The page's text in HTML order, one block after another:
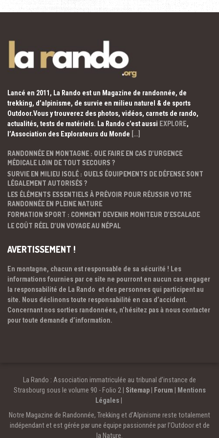
Lancé en 2011, La Rando est un Magazine de randonnée, de
trekking, d’alpinisme, de survie en milieu naturel & de sports
Outdoor.Vous y trouverez des photos, vidéos, carnets de rando,
actualités, tests de matériels. La Rando c’est aussi EXPLORE,
l’Association des Explorateurs du Monde […]
RANDONNÉE EN MONTAGNE : QUE FAIRE EN CAS D’URGENCE
MÉDICALE LOIN DE TOUT SECOURS ?
SURVIE EN MILIEU ISOLÉ : QUELS ÉQUIPEMENTS DE DÉFENSE SONT
LÉGALEMENT AUTORISÉS ?
LES ÉLÉMENTS ESSENTIELS À PRÉVOIR POUR RÉUSSIR VOTRE
RANDONNÉE EN PLEINE NATURE
FORMATION SPORT : COMMENT DEVENIR MONITEUR D’ESCALADE
LE COÛT RÉEL D’UN VOYAGE AU NÉPAL
AVERTISSEMENT !
En montagne, chacun est responsable de sa sécurité ! Les
informations fournies par ce site ne pourront en aucun cas engager
la responsabilité de La Rando et des personnes qui participent au
site. Nous déclinons toute responsabilité en cas d’accident.
Concernant nos sorties randonnées, n’hésitez pas à nous contacter
pour toute demande d’information.
La Rando : Association immatriculée au tribunal d’instance de
Strasbourg sous le volume 90 - Folio 2 | Sitemap| Forum
Mentions
Légales
Notre Magazine de Randonnée, Trekking et d'Alpinisme reste totalement
indépendant et est gérée par une équipe passionnée par l’Outdoor et de
la Nature.